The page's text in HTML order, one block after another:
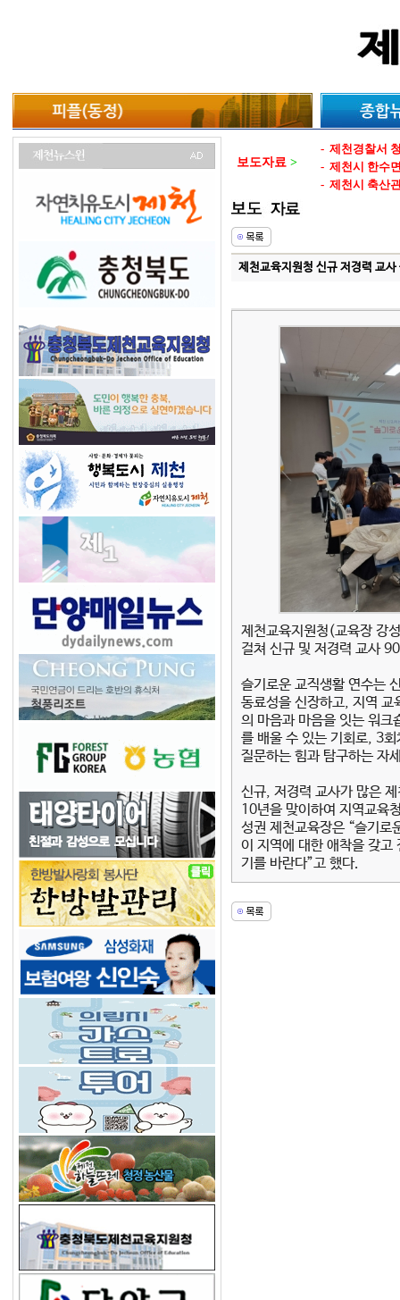
보도자료 >
- 제천경찰서
- 제천시 한수
- 제천시 축산
-단양군 관광
- 제천시 산림
-단양군 계곡
제천교육지원청 신규 저경력 교
제천교육지원청(교육장 강
걸쳐 신규 및 저경력 교사
슬기로운 교직생활 연수는
동료성을 신장하고, 지역
의 마음과 마음을 잇는 워크
를 배울 수 있는 기회로, 3
질문하는 힘과 탐구하는 자
신규, 저경력 교사가 많은
10년을 맞이하여 지역교육
성권 제천교육장은 “슬기로
이 지역에 대한 애착을 갖고
기를 바란다”고 했다.